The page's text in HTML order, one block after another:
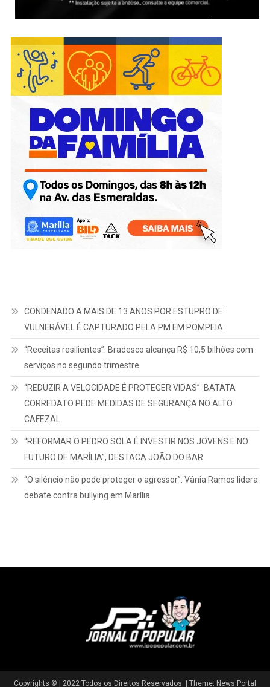
CONDENADO A MAIS DE 13 ANOS POR ESTUPRO DE
VULNERÁVEL É CAPTURADO PELA PM EM POMPEIA
“Receitas resilientes”: Bradesco alcança R$ 10,5 bilhões com
serviços no segundo trimestre
“REDUZIR A VELOCIDADE É PROTEGER VIDAS”: BATATA
CORREDATO PEDE MEDIDAS DE SEGURANÇA NO ALTO
CAFEZAL
“REFORMAR O PEDRO SOLA É INVESTIR NOS JOVENS E NO
FUTURO DE MARÍLIA”, DESTACA JOÃO DO BAR
“O silêncio não pode proteger o agressor”: Vânia Ramos lidera
debate contra bullying em Marília
Copyrights © | 2022 Todos os Direitos Reservados. | Theme: News Portal